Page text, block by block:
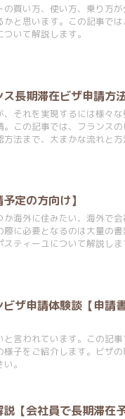
買い方、使い方、乗り方
と思います。この記事で
いて解説します。
長期滞在ビザ申請方法
それを実現するには様々
この記事では、フランス
法まで、大まかな流れと方
定の方向け】
海外に住みたい、海外で
に必要となるのは大量の
ティーユについて解説しま
ザ申請体験談【申請
言われています。この記
子をご紹介します。ビザ
。
【会社員で長期滞在